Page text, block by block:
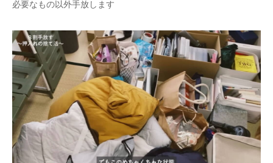
必要なもの以外手放します